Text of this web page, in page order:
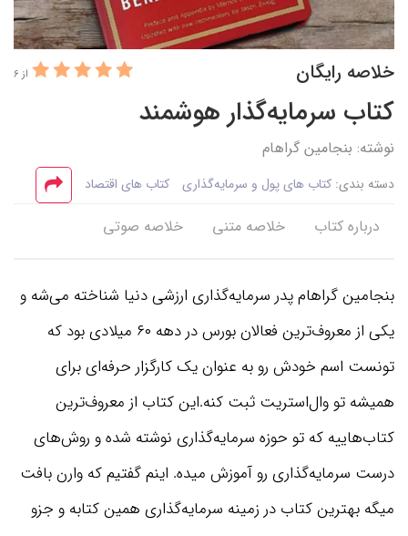
خلاصه رایگان از 6
کتاب سرمایه‌گذار هوشمند
نوشته: بنجامین گراهام
دسته بندی: کتاب های پول و سرمایه‌گذاری کتاب های اقتصاد
درباره کتاب خلاصه متنی خلاصه صوتی
بنجامین گراهام پدر سرمایه‌گذاری ارزشی دنیا شناخته می‌شه و
یکی از معروف‌ترین فعالان بورس در دهه ۶۰ میلادی بود که
تونست اسم خودش رو به عنوان یک کارگزار حرفه‌ای برای
همیشه تو وال‌استریت ثبت کنه.این کتاب از معروف‌ترین
کتاب‌هاییه که تو حوزه سرمایه‌گذاری نوشته شده و روش‌های
درست سرمایه‌گذاری رو آموزش میده. اینم گفتیم که وارن بافت
میگه بهترین کتاب در زمینه سرمایه‌گذاری همین کتابه و جزو